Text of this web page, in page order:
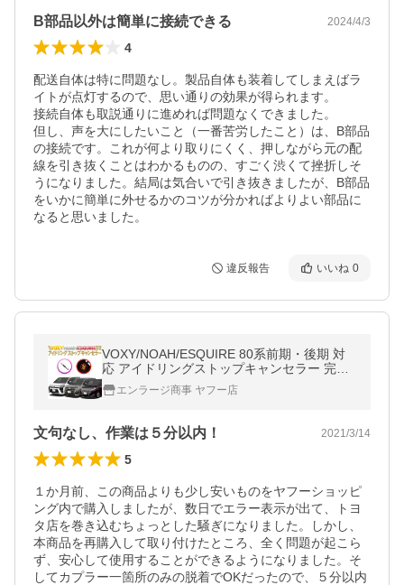
B部品以外は簡単に接続できる 2024/4/3
4
配送自体は特に問題なし。製品自体も装着してしまえばラ
イトが点灯するので、思い通りの効果が得られます。
接続自体も取説通りに進めれば問題なくできました。
但し、声を大にしたいこと（一番苦労したこと）は、B部品
の接続です。これが何より取りにくく、押しながら元の配
線を引き抜くことはわかるものの、すごく渋くて挫折しそ
うになりました。結局は気合いで引き抜きましたが、B部品
をいかに簡単に外せるかのコツが分かればよりよい部品に
なると思いました。
違反報告 いいね 0
VOXY/NOAH/ESQUIRE 80系前期・後期 対
応 アイドリングストップキャンセラー 完全
カプラーオン
エンラージ商事 ヤフー店
文句なし、作業は５分以内！ 2021/3/14
5
１か月前、この商品よりも少し安いものをヤフーショッピ
ング内で購入しましたが、数日でエラー表示が出て、トヨ
タ店を巻き込むちょっとした騒ぎになりました。しかし、
本商品を再購入して取り付けたところ、全く問題が起こら
ず、安心して使用することができるようになりました。そ
してカプラー一箇所のみの脱着でOKだったので、５分以内